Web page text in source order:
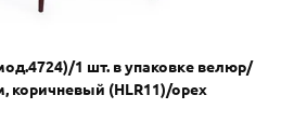
1 шт. в упаковке велюр/
коричневый (HLR11)/орех